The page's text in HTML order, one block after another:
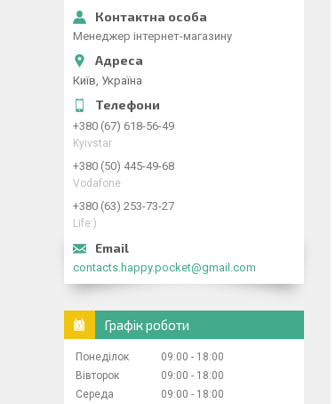
Менеджер інтернет-магазину
Київ, Україна
+380 (67) 618-56-49
Kyivstar
+380 (50) 445-49-68
Vodafone
+380 (63) 253-73-27
Life:)
contacts.happy.pocket@gmail.com
Графік роботи
Понеділок 09:00
18:00
Вівторок
09:00
18:00
Середа
09:00
18:00